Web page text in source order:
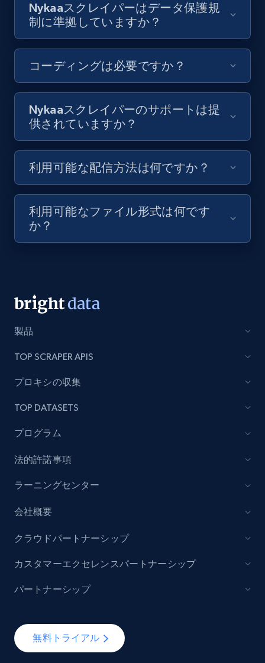
8.1K+ 716+ 無料トライアル
Youtube - Videos posts - Discovery records
URL, Title, Youtuber, Youtuber md5, Video url,
Video length, Likes, Views, and more.
8.1K+ 716+ 無料トライアル
Youtube - Videos posts - Discovery videos
by podcast url
URL, Title, Youtuber, Youtuber md5, Video url,
rating object, Product rating max, Rating,
Author name, Asin, and more.
TikTok - Posts
count, Share count, Collect count, Comment
無料トライアル
get posts published by it
URL, Post id, Description, Create time, Digg
Nykaaスクレイパーはデータ保護規
制に準拠していますか？
コーディングは必要ですか？
Nykaaスクレイパーのサポートは提
供されていますか？
利用可能な配信方法は何ですか？
利用可能なファイル形式は何です
か？
製品
TOP SCRAPER APIS
プロキシの収集
TOP DATASETS
プログラム
法的許諾事項
ラーニングセンター
会社概要
無料トライアル
クラウドパートナーシップ
カスタマーエクセレンスパートナーシップ
パートナーシップ